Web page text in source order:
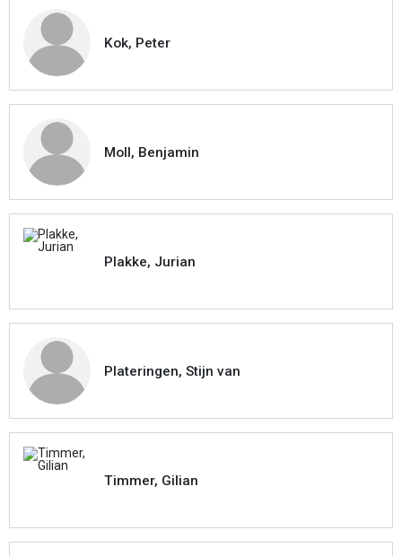
Kok, Peter
Moll, Benjamin
Plakke, Jurian
Plateringen, Stijn van
Timmer, Gilian